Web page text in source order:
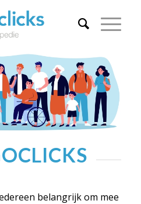
belangrijk om mee